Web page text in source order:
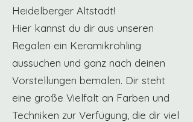
Heidelberger Altstadt!
Hier kannst du dir aus unseren
Regalen ein Keramikrohling
aussuchen und ganz nach deinen
Vorstellungen bemalen. Dir steht
eine große Vielfalt an Farben und
Techniken zur Verfügung, die dir viel